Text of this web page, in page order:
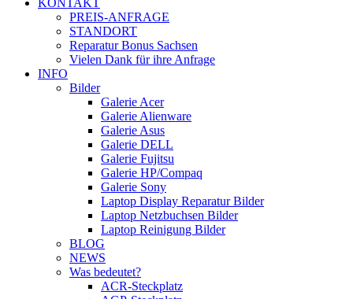
PREIS-ANFRAGE
STANDORT
Reparatur Bonus Sachsen
Vielen Dank für ihre Anfrage
INFO
Bilder
Galerie Acer
Galerie Alienware
Galerie Asus
Galerie DELL
Galerie Fujitsu
Galerie HP/Compaq
Galerie Sony
Laptop Display Reparatur Bilder
Laptop Netzbuchsen Bilder
Laptop Reinigung Bilder
BLOG
NEWS
Was bedeutet?
ACR-Steckplatz